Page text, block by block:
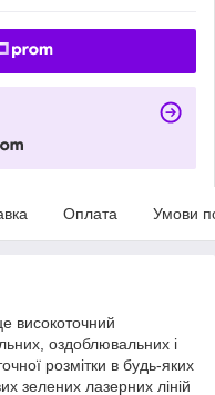
Оплата Умови
високоточний
оздоблювальних і
розмітки в будь-яких
зелених лазерних ліній